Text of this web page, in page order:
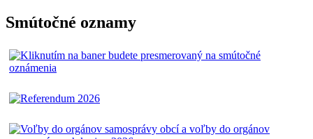
Smútočné oznamy